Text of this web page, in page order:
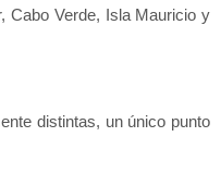
Cabo Verde, Isla Mauricio y
distintas, un único punto